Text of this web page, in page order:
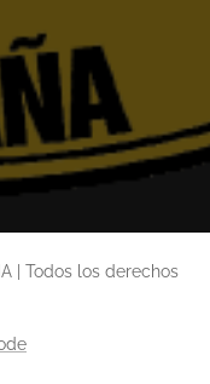
| Todos los derechos